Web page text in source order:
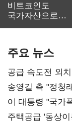
비트코인도
국가자산으로…'
주요 뉴스
공급 속도전 외
리모델링' 제안
송영길 측 "정청
총선 지휘 못해"
이 대통령 "국가
진실 밝혀야"
주택공급 '동상